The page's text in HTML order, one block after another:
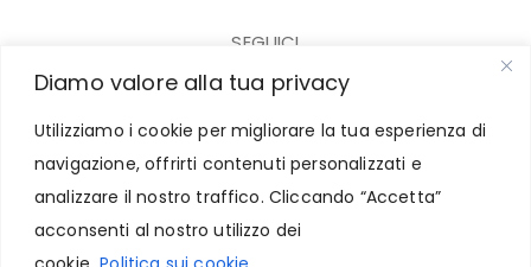
Diamo valore alla tua privacy
Utilizziamo i cookie per migliorare la tua esperienza di
navigazione, offrirti contenuti personalizzati e
analizzare il nostro traffico. Cliccando “Accetta”
acconsenti al nostro utilizzo dei
SEGUICI
© 2023-2025 CARICARTURES - P.I. IT07943761218
Contatti-Termini e Condizioni